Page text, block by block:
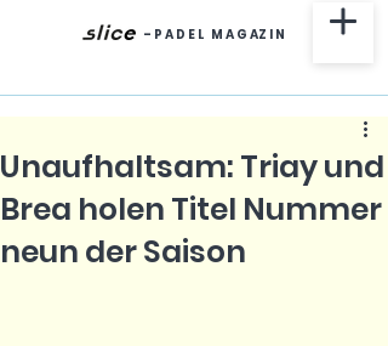
- P A D E L M A G AZ I N
Unaufhaltsam: Triay und
Brea holen Titel Nummer
neun der Saison